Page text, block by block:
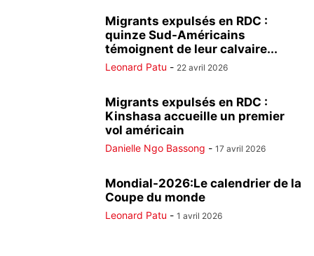
Migrants expulsés en RDC :
quinze Sud-Américains
témoignent de leur calvaire...
Leonard Patu - 22 avril 2026
Migrants expulsés en RDC :
Kinshasa accueille un premier
vol américain
Danielle Ngo Bassong - 17 avril 2026
Mondial-2026:Le calendrier de la
Coupe du monde
Leonard Patu - 1 avril 2026